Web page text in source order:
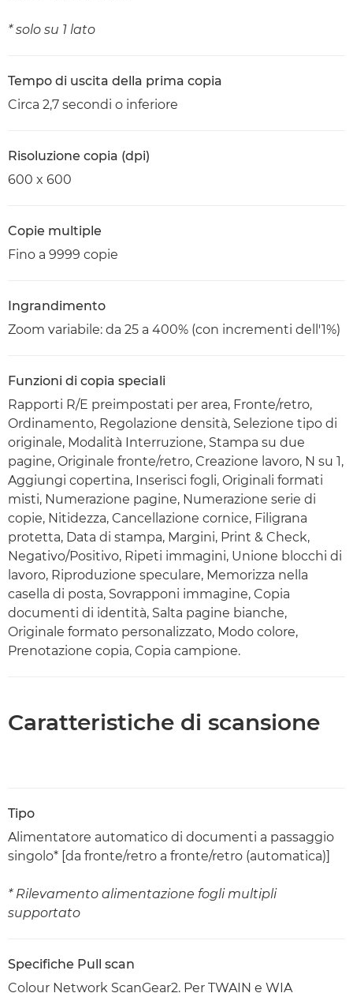
* solo su 1 lato
Tempo di uscita della prima copia
Circa 2,7 secondi o inferiore
Risoluzione copia (dpi)
600 x 600
Copie multiple
Fino a 9999 copie
Ingrandimento
Zoom variabile: da 25 a 400% (con incrementi dell'1%)
Funzioni di copia speciali
Rapporti R/E preimpostati per area, Fronte/retro,
Ordinamento, Regolazione densità, Selezione tipo di
originale, Modalità Interruzione, Stampa su due
pagine, Originale fronte/retro, Creazione lavoro, N su 1,
Aggiungi copertina, Inserisci fogli, Originali formati
misti, Numerazione pagine, Numerazione serie di
copie, Nitidezza, Cancellazione cornice, Filigrana
protetta, Data di stampa, Margini, Print & Check,
Negativo/Positivo, Ripeti immagini, Unione blocchi di
lavoro, Riproduzione speculare, Memorizza nella
casella di posta, Sovrapponi immagine, Copia
documenti di identità, Salta pagine bianche,
Originale formato personalizzato, Modo colore,
Prenotazione copia, Copia campione.
Caratteristiche di scansione
Tipo
Alimentatore automatico di documenti a passaggio
singolo* [da fronte/retro a fronte/retro (automatica)]
* Rilevamento alimentazione fogli multipli
supportato
Specifiche Pull scan
Colour Network ScanGear2. Per TWAIN e WIA